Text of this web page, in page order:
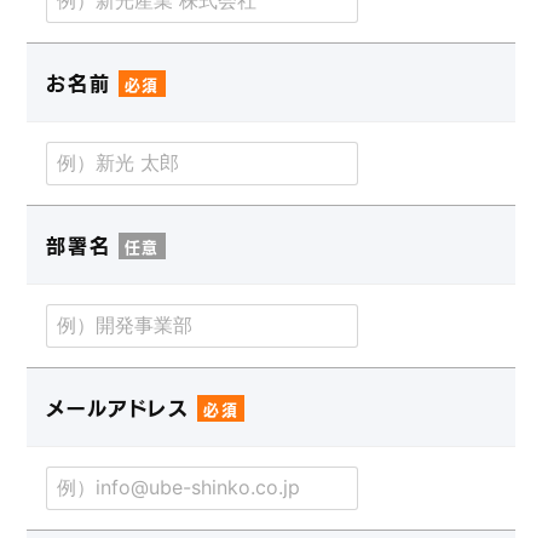
お名前 必須
部署名 任意
メールアドレス 必須